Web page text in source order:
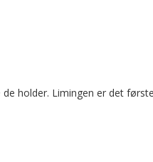
holder. Limingen er det